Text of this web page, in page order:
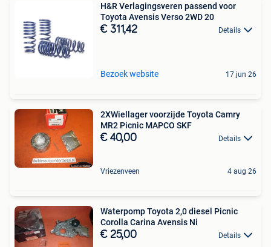
H&R Verlagingsveren passend voor
Toyota Avensis Verso 2WD 20
€ 311,42 Details
Bezoek website 17 jun 26
2XWiellager voorzijde Toyota Camry
MR2 Picnic MAPCO SKF
€ 40,00 Details
Vriezenveen 4 aug 26
Waterpomp Toyota 2,0 diesel Picnic
Corolla Carina Avensis Ni
€ 25,00 Details